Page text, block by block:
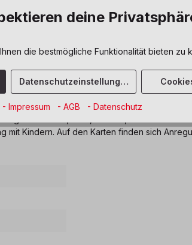
für Motorik,
für Balance, Kraft, Motorik, Koordination
Kindern. Auf den Karten finden sich
deine
die bestmögliche Funktionalität bieten zu
Datenschutzeinstellungen
- Impressum - AGB - Datenschutz